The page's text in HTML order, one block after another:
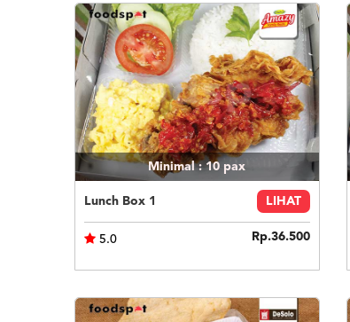
Minimal : 10 pax
Lunch Box 1 LIHAT
5.0 Rp.36.500